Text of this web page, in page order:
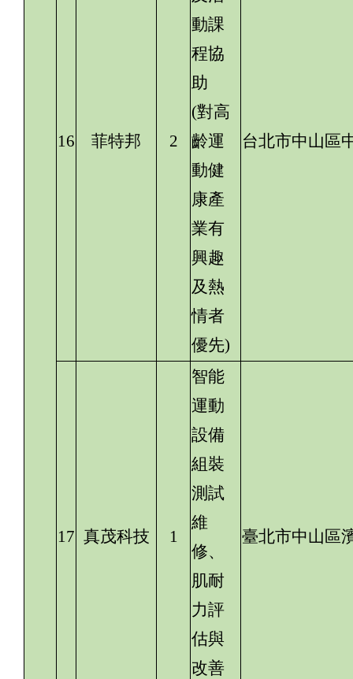
16 菲特邦 2
動課
程協
助
(對高
齡運
動健
康產
業有
興趣
及熱
情者
優先)
台北市中山區
17 真茂科技 1
智能
運動
設備
組裝
測試
維
修、
肌耐
力評
估與
改善
臺北市中山區